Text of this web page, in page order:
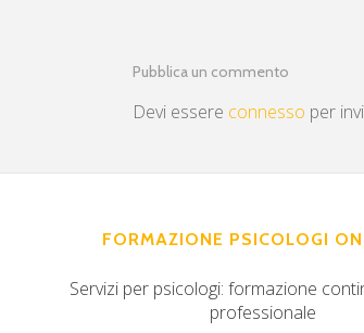
Pubblica un commento
Devi essere connesso per
FORMAZIONE PSICOLOGI
Servizi per psicologi: formazione
professionale